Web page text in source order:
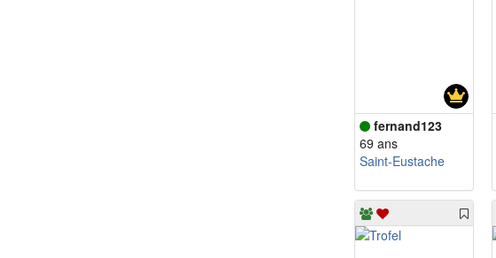
fernand123
69 ans
Saint-Eustache